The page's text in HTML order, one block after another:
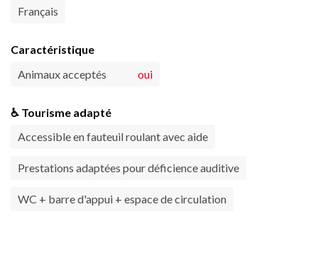
Français
Caractéristique
Animaux acceptés
oui
♿ Tourisme adapté
Accessible en fauteuil roulant avec aide
Prestations adaptées pour déficience auditive
WC + barre d'appui + espace de circulation